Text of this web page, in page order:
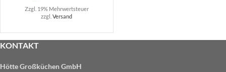
Zzgl. 19% Mehrwertsteuer
zzgl.Versand
KONTAKT
Hötte Großküchen GmbH